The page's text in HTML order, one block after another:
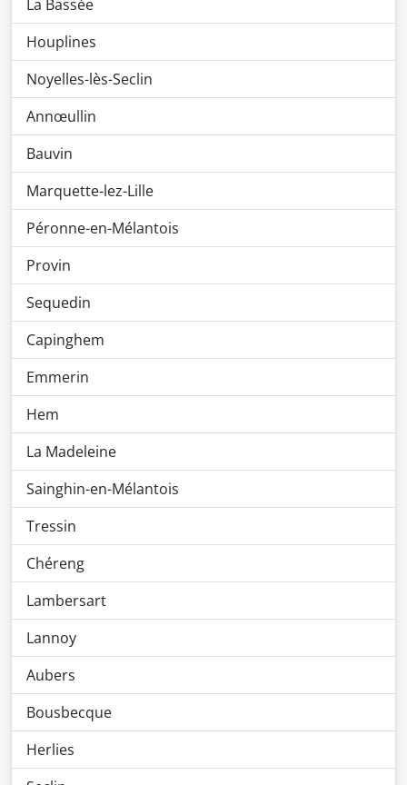
La Bassée
Houplines
Noyelles-lès-Seclin
Annœullin
Bauvin
Marquette-lez-Lille
Péronne-en-Mélantois
Provin
Sequedin
Capinghem
Emmerin
Hem
La Madeleine
Sainghin-en-Mélantois
Tressin
Chéreng
Lambersart
Lannoy
Aubers
Bousbecque
Herlies